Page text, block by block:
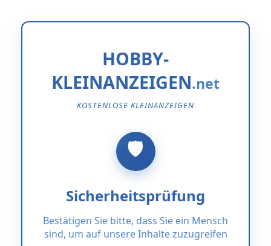
HOBBY-
KLEINANZEIGEN
KOSTENLOSE KLEINANZEIGEN
Sicherheitsprüfung
Bestätigen Sie bitte, dass Sie ein Mensch
sind, um auf unsere Inhalte zuzugreifen